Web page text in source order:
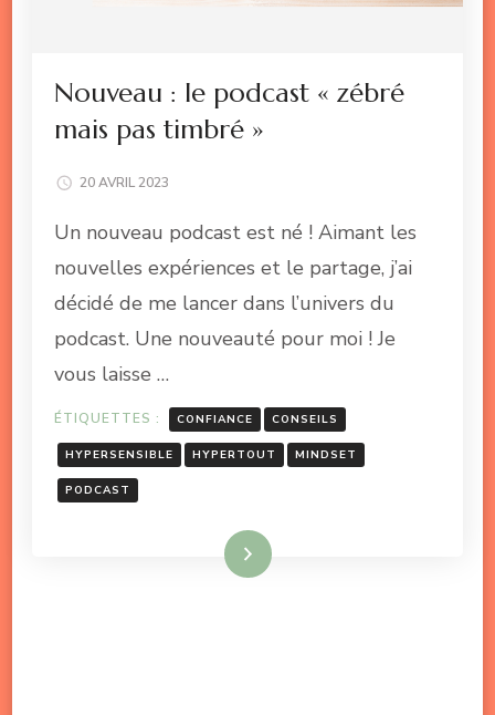
Nouveau : le podcast « zébré
mais pas timbré »
20 AVRIL 2023
Un nouveau podcast est né ! Aimant les
nouvelles expériences et le partage, j’ai
décidé de me lancer dans l’univers du
podcast. Une nouveauté pour moi ! Je
vous laisse …
ÉTIQUETTES : CONFIANCE CONSEILS
HYPERSENSIBLE HYPERTOUT MINDSET
PODCAST
Lire la suite